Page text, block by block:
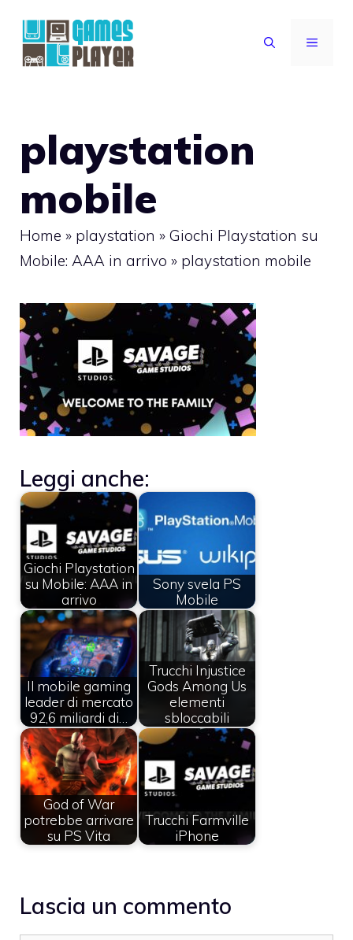
contenuto
MENU
playstation
mobile
Home » playstation » Giochi Playstation su
Mobile: AAA in arrivo » playstation mobile
Leggi anche:
Giochi Playstation
su Mobile: AAA in
arrivo
Sony svela PS
Mobile
Il mobile gaming
leader di mercato
92,6 miliardi di…
Trucchi Injustice
Gods Among Us
elementi
sbloccabili
God of War
potrebbe arrivare
su PS Vita
Trucchi Farmville
iPhone
Lascia un commento